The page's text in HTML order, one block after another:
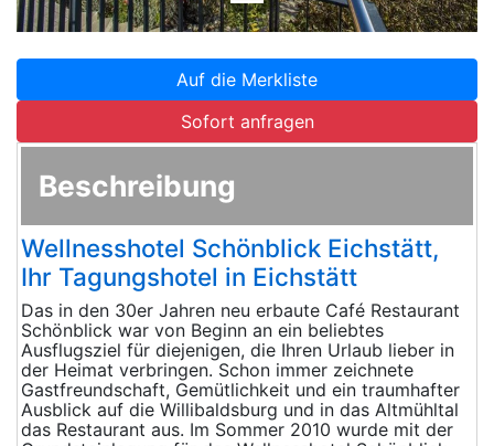
Auf die Merkliste
Sofort anfragen
Beschreibung
Wellnesshotel Schönblick Eichstätt,
Ihr Tagungshotel in Eichstätt
Das in den 30er Jahren neu erbaute Café Restaurant
Schönblick war von Beginn an ein beliebtes
Ausflugsziel für diejenigen, die Ihren Urlaub lieber in
der Heimat verbringen. Schon immer zeichnete
Gastfreundschaft, Gemütlichkeit und ein traumhafter
Ausblick auf die Willibaldsburg und in das Altmühltal
das Restaurant aus. Im Sommer 2010 wurde mit der